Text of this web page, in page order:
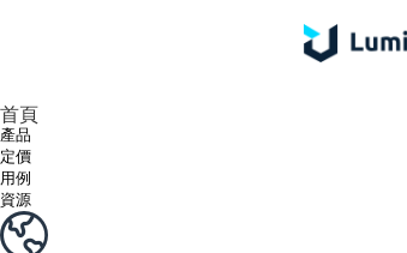
首頁
產品
定價
用例
資源